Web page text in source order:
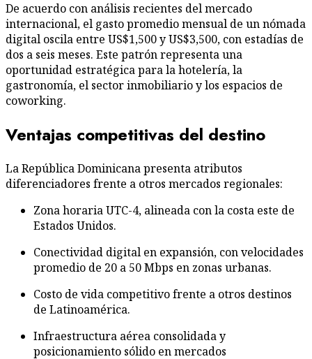
De acuerdo con análisis recientes del mercado
internacional, el gasto promedio mensual de un nómada
digital oscila entre US$1,500 y US$3,500, con estadías de
dos a seis meses. Este patrón representa una
oportunidad estratégica para la hotelería, la
gastronomía, el sector inmobiliario y los espacios de
coworking.
Ventajas competitivas del destino
La República Dominicana presenta atributos
diferenciadores frente a otros mercados regionales:
Zona horaria UTC-4, alineada con la costa este de
Estados Unidos.
Conectividad digital en expansión, con velocidades
promedio de 20 a 50 Mbps en zonas urbanas.
Costo de vida competitivo frente a otros destinos
de Latinoamérica.
Infraestructura aérea consolidada y
posicionamiento sólido en mercados